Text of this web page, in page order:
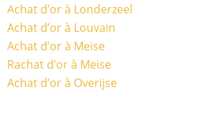
Achat d’or à Londerzeel
Achat d’or à Louvain
Achat d’or à Meise
Rachat d’or à Meise
Achat d’or à Overijse